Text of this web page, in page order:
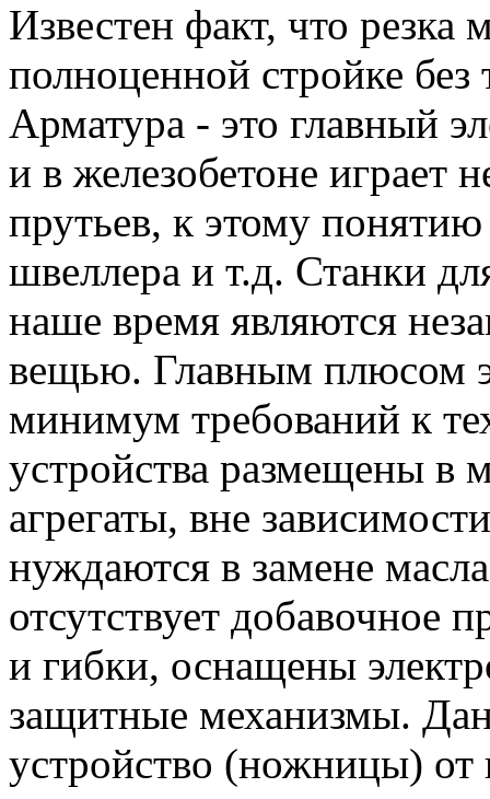
Известен факт, что резка
полноценной стройке
Арматура - это главный
и в железобетоне
прутьев, к этому
швеллера и т.д. Станки
наше время являются
вещью. Главным плюсом
минимум требований к
устройства размещены в
агрегаты, вне
нуждаются в замене
отсутствует добавочное
и гибки, оснащены
защитные механизмы.
устройство (ножницы) от